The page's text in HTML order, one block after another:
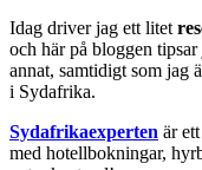
Idag driver jag ett litet
och här på bloggen
annat, samtidigt som jag
i Sydafrika.
Sydafrikaexperten är
med hotellbokningar,